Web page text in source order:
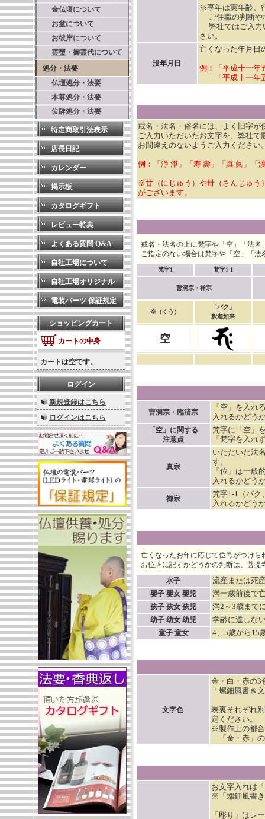
金仏壇について
お盆について
お彼岸について
霊璽・御霊代について
処分・法要
仏壇処分・法要
本尊処分・法要
位牌処分・法要
特定商取引法表示
店長日記
カレンダー
掲示板
カタログギフト
レビュー特典
よくある質問 Q&A
自社工場について
自社工場オリジナル
電装パーツ 保証規定
ショッピングカート
カートの中身
カートは空です。
ログイン
新規登録はこちら
ログインはこちら
※享年は実年齢、
ご住職の判断や
弊社ではご入力
さい。
没年月日
亡くなった年月日
例：「平成十一年
「平成十一年五
戒名・法名・俗名には、よく旧字が
ご入力いただいたお文字を、弊社
お間違えのないようご入力くださ
例：「浄 淨」「寿 壽」「真 眞」「
※廿（にじゅう）や丗（さんじゅう
がございます。
戒名・法名の上に梵字や「空」「法
ご指定のない場合は梵字や「空」「法
梵字1 梵字1-1
曹洞宗・禅宗
空（くう）
「パク」
釈迦如来
空
曹洞宗・臨済宗
「空」を入れ
入れるかどう
「空」に関する
注意点
梵字に「空」
「梵字を入れ
真宗
いただいた法
す。
「位」は一般
入れるかどう
禅宗
梵字1-1（パク
入れるかどう
亡くなったお年に応じて位号がつけら
お位牌に記すかどうかの判断は、菩
水子
流産または死
嬰子 嬰女 嬰児 満一歳前後で
孩子 孩女 孩児 満2～3歳まで
幼子 幼女 幼児 学齢に達しな
童子 童女 4、5歳から15
文字色
金・白・赤の3
「螺鈿風書き
表裏それぞれ
定ください。
※製作上の都
「金・赤」
お文字入れは
※「螺鈿風書
「彫り」はレ